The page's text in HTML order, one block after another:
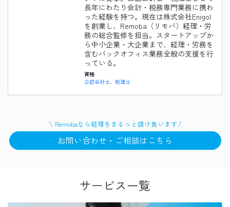
長年にわたり会計・税務専門業務に携わ
った経験を持つ。現在は株式会社Enigol
を創業し、Remoba（リモバ）経理・労
務の総合監修を担当。スタートアップか
ら中小企業・大企業まで、経理・労務を
含むバックオフィス業務全般の支援を行
っている。
資格
公認会計士
税理士
\ Remobaなら経理をまるっと請け負います/
お問い合わせ・ご相談はこちら
サービス一覧